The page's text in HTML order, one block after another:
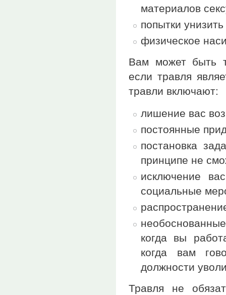
материалов
попытки
физическое
Вам может быть
если травля
травли включают:
лишение вас
постоянные
постановка
принципе не
исключение
социальные
когда вы
когда вам
должности
Травля не